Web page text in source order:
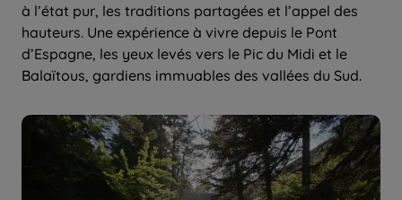
à l’état pur, les traditions partagées et l’appel des
hauteurs. Une expérience à vivre depuis le Pont
d’Espagne, les yeux levés vers le Pic du Midi et le
Balaïtous, gardiens immuables des vallées du Sud.